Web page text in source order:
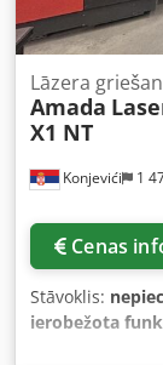
Konjevići 1
Lāzera
Amada
X1 NT
Cenas
Stāvoklis:
ierobežota